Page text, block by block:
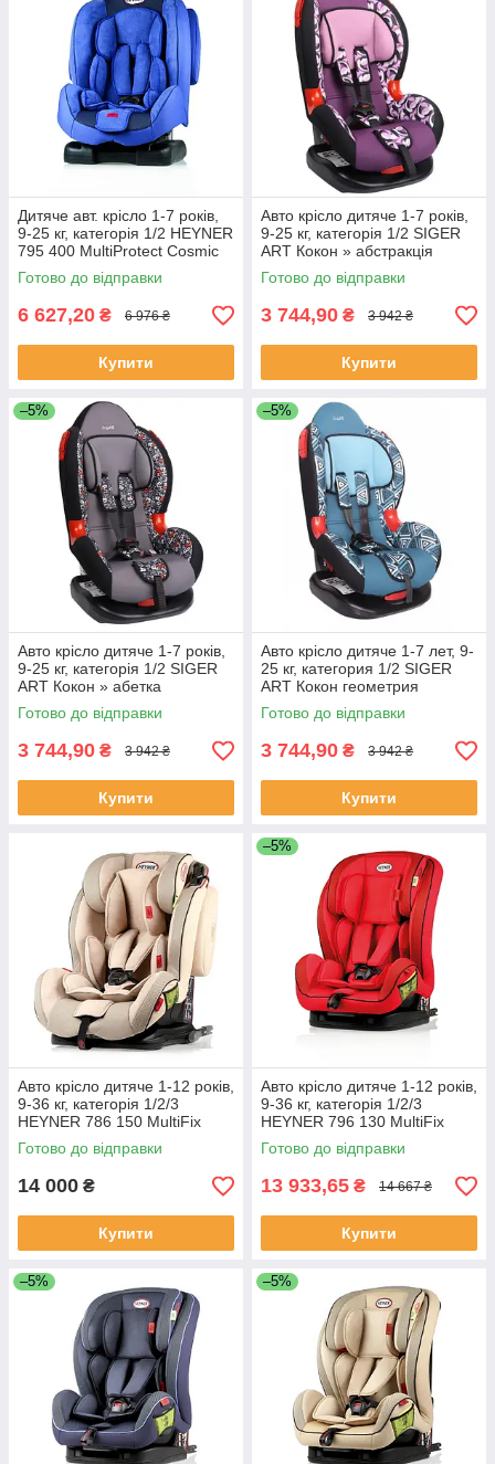
Дитяче aвт. крісло 1-7 років,
9-25 кг, категорія 1/2 HEYNER
795 400 MultiProtect Cosmic
Blue
Готово до відправки
6 627,20 ₴ 6 976 ₴
Купити
Авто крісло дитяче 1-7 років,
9-25 кг, категорія 1/2 SIGER
ART Кокон » абстракція
Готово до відправки
3 744,90 ₴ 3 942 ₴
Купити
–5%
Авто крісло дитяче 1-7 років,
9-25 кг, категорія 1/2 SIGER
ART Кокон » абетка
Готово до відправки
3 744,90 ₴ 3 942 ₴
Купити
–5%
Авто крісло дитяче 1-7 лет, 9-
25 кг, категория 1/2 SIGER
ART Кокон геометрия
Готово до відправки
3 744,90 ₴ 3 942 ₴
Купити
Авто крісло дитяче 1-12 років,
9-36 кг, категорія 1/2/3
HEYNER 786 150 MultiFix
Summer Beige
Готово до відправки
14 000 ₴
Купити
–5%
Авто крісло дитяче 1-12 років,
9-36 кг, категорія 1/2/3
HEYNER 796 130 MultiFix
Racing Red
Готово до відправки
13 933,65 ₴ 14 667 ₴
Купити
–5% –5%